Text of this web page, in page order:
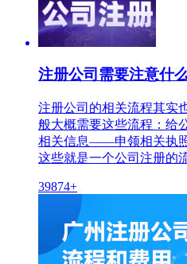
注册公司需要注意什
注册公司的相关流程其实
般大概需要这些流程：
相关信息——申领相关执
这些就是一个公司注册的
39874+